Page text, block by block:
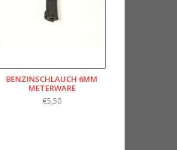
BENZINSCHLAUCH 6MM
METERWARE
€5,50